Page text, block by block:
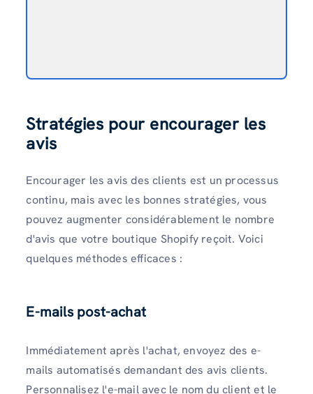
Stratégies pour encourager les
avis
Encourager les avis des clients est un processus
continu, mais avec les bonnes stratégies, vous
pouvez augmenter considérablement le nombre
d'avis que votre boutique Shopify reçoit. Voici
quelques méthodes efficaces :
E-mails post-achat
Immédiatement après l'achat, envoyez des e-
mails automatisés demandant des avis clients.
Personnalisez l'e-mail avec le nom du client et le